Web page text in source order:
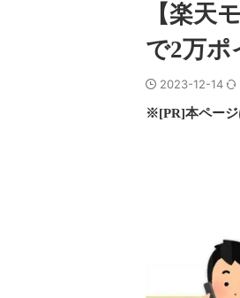
【楽天
で2万ポ
2023-12-14
※[PR]本ページ